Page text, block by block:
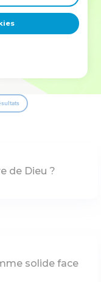
un ministère, une
est faite
de Dieu ?
solide face